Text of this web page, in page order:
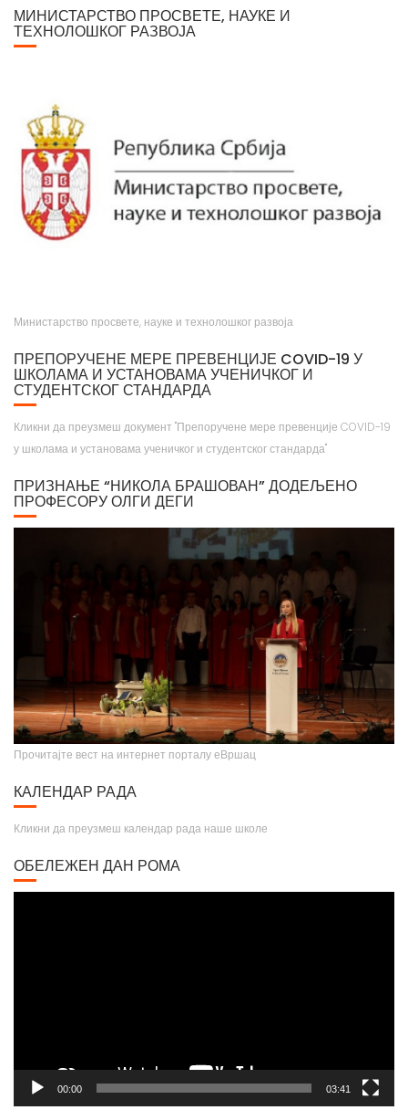
МИНИСТАРСТВО ПРОСВЕТЕ, НАУКЕ И
ТЕХНОЛОШКОГ РАЗВОЈА
Министарство просвете, науке и технолошког развоја
ПРЕПОРУЧЕНЕ МЕРЕ ПРЕВЕНЦИЈЕ COVID-19 У
ШКОЛАМА И УСТАНОВАМА УЧЕНИЧКОГ И
СТУДЕНТСКОГ СТАНДАРДА
Кликни да преузмеш документ "Препоручене мере превенције COVID-19
у школама и установама ученичког и студентског стандарда"
ПРИЗНАЊЕ “НИКОЛА БРАШОВАН” ДОДЕЉЕНО
ПРОФЕСОРУ ОЛГИ ДЕГИ
Прочитајте вест на интернет порталу еВршац
КАЛЕНДАР РАДА
Кликни да преузмеш календар рада наше школе
ОБЕЛЕЖЕН ДАН РОМА
00:00 03:41